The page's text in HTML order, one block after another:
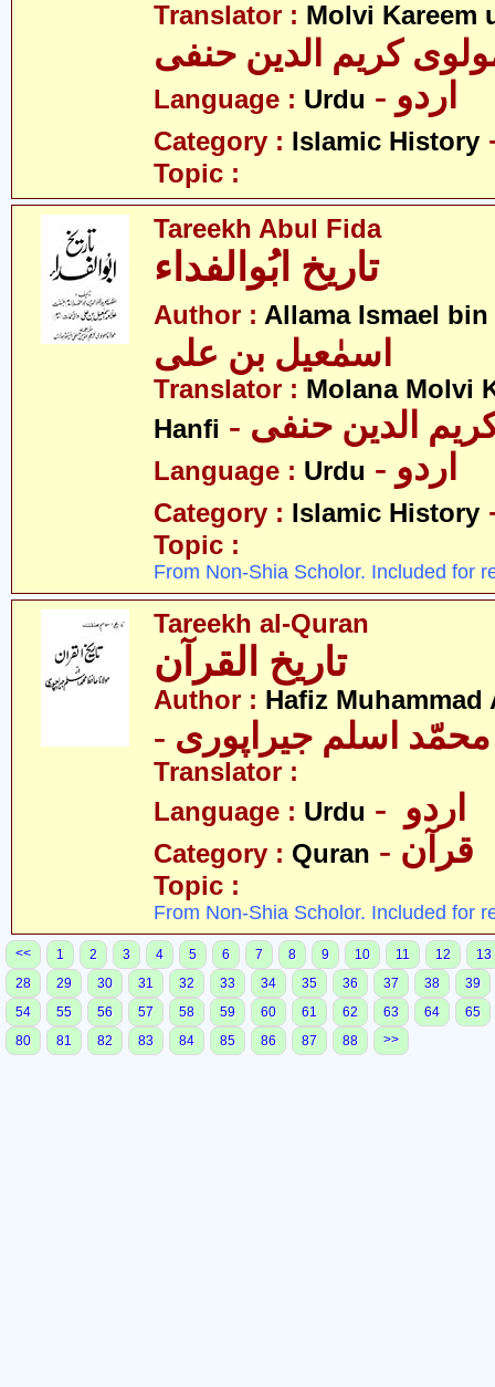
Translator : Molvi Kareem
کریم الدین حنفی
Language : Urdu - اردو
Category : Islamic History
Topic :
Tareekh Abul Fida
تاریخ ابُوالفداء
Author : Allama Ismael
اسمٰعیل بن علی
Translator : Molana Molvi
Hanfi
کریم الدین حنفی
Language : Urdu - اردو
Category : Islamic History
Topic :
From Non-Shia Scholor. Included for
Tareekh al-Quran
تاریخ القرآن
Author : Hafiz
محمّد اسلم جیراپوری
Translator :
Language : Urdu
Category : Quran - قرآن
Topic :
From Non-Shia Scholor. Included for
<< 1 2 3 4 5 6 7 8 9 10 11 12
13
28
29 30 31 32 33 34 35 36 37 38
39
54
55 56 57 58 59 60 61 62 63 64
65
80
81 82 83 84 85 86 87 88 >>